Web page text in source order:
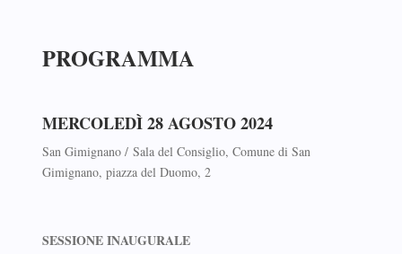
PROGRAMMA
MERCOLEDÌ 28 AGOSTO 2024
San Gimignano / Sala del Consiglio, Comune di San
Gimignano, piazza del Duomo, 2
SESSIONE INAUGURALE